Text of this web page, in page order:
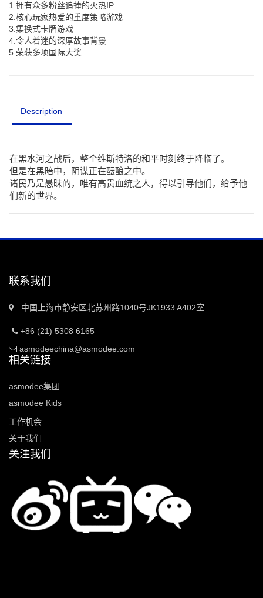
1.拥有众多粉丝追捧的火热IP
2.核心玩家热爱的重度策略游戏
3.集换式卡牌游戏
4.令人着迷的深厚故事背景
5.荣获多项国际大奖
Description
在黑水河之战后，整个维斯特洛的和平时刻终于降临了。
但是在黑暗中，阴谋正在酝酿之中。
诸民乃是愚昧的，唯有高贵血统之人，得以引导他们，给予他
们新的世界。
联系我们
中国上海市静安区北苏州路1040号JK1933 A402室
+86 (21) 5308 6165
asmodeechina@asmodee.com
相关链接
asmodee集团
asmodee Kids
工作机会
关于我们
关注我们